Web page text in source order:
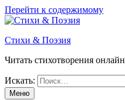
Перейти к содержимому
Стихи & Поэзия
Читать стихотворения онлайн
Искать:
Меню